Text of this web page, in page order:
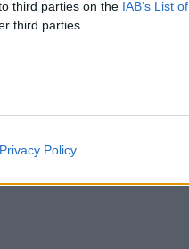
third parties on the IAB’s List of
third parties.
Privacy Policy
ale
țările membre
presiuni
pentru domeniul
sau să